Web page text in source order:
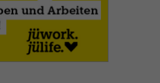
Funktionen und sind für die
anzeigen